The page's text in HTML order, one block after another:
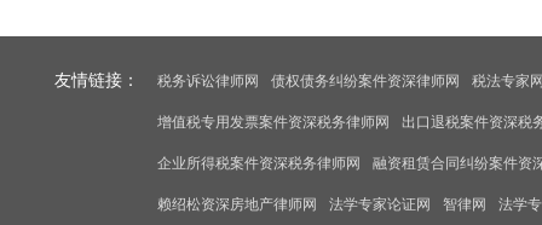
友情链接： 税务诉讼律师网 债权债务纠纷案件资深律师网 税法专家
增值税专用发票案件资深税务律师网 出口退税案件资深税
企业所得税案件资深税务律师网 融资租赁合同纠纷案件资
赖绍松资深房地产律师网 法学专家论证网 智律网 法学